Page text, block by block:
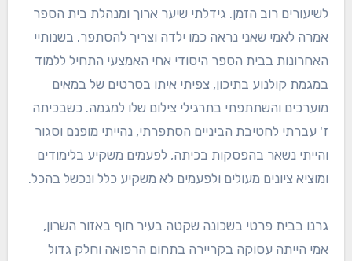
לשיעורים רוב הזמן. גידלתי שיער ארוך ומנהלת בית הספר
אמרה לאמי שאני נראה כמו ילדה וצריך להסתפר. בשנותיי
האחרונות בבית הספר היסודי אחי האמצעי התחיל ללמוד
במגמת קולנוע בתיכון, צפיתי איתו בסרטים של במאים
מוערכים והשתתפתי בתרגילי צילום שלו למגמה. כשבכיתה
ז' עברתי לחטיבת הביניים הסתפרתי, נהייתי מופנם וסגור
והייתי נשאר בהפסקות בכיתה, לפעמים משקיע בלימודים
ומוציא ציונים מעולים ולפעמים לא משקיע כלל ונכשל בהכל.
גרנו בבית פרטי בשכונה שקטה בעיר חוף באזור השרון,
אמי הייתה עסוקה בקריירה בתחום הרפואה וחלק גדול